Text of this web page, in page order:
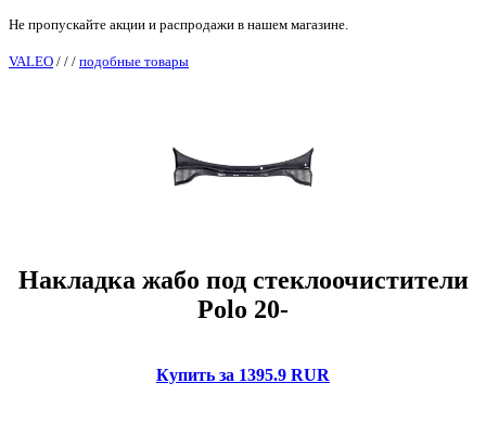
Не пропускайте акции и распродажи в нашем магазине.
VALEO / / / подобные товары
Накладка жабо под стеклоочистители
Polo 20-
Купить за 1395.9 RUR